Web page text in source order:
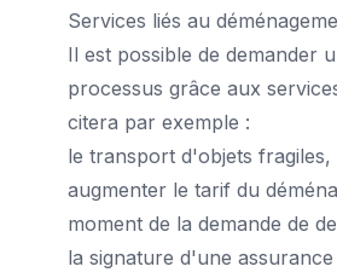
Services liés au
Il est possible de demander
processus grâce aux
citera par exemple :
le transport d'objets
augmenter le tarif du
moment de la demande de
la signature d'une